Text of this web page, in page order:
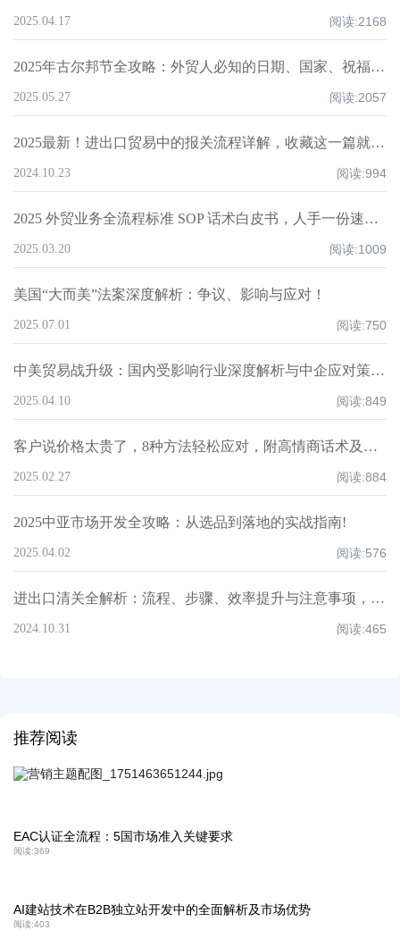
2025.04.17 阅读:2168
2025年古尔邦节全攻略：外贸人必知的日期、国家、祝福技巧与禁忌清单！
2025.05.27 阅读:2057
2025最新！进出口贸易中的报关流程详解，收藏这一篇就够了！
2024.10.23 阅读:994
2025 外贸业务全流程标准 SOP 话术白皮书，人手一份速领！
2025.03.20 阅读:1009
美国“大而美”法案深度解析：争议、影响与应对！
2025.07.01 阅读:750
中美贸易战升级：国内受影响行业深度解析与中企应对策略！
2025.04.10 阅读:849
客户说价格太贵了，8种方法轻松应对，附高情商话术及案例！
2025.02.27 阅读:884
2025中亚市场开发全攻略：从选品到落地的实战指南!
2025.04.02 阅读:576
进出口清关全解析：流程、步骤、效率提升与注意事项，超全知识点汇总！
2024.10.31 阅读:465
推荐阅读
EAC认证全流程：5国市场准入关键要求
阅读:369
AI建站技术在B2B独立站开发中的全面解析及市场优势
阅读:403